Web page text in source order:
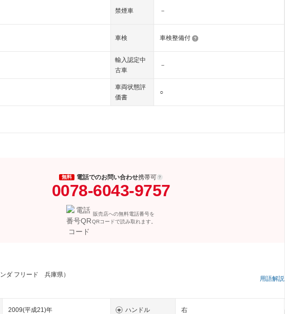
禁煙車 －
車検 車検整備付
輸入認定中
古車
－
車両状態評
価書
○
無料 電話でのお問い合わせ携帯可
0078-6043-9757
販売店への無料電話番号を
QRコードで読み取れます。
ンダ フリード 兵庫県）
用語解説
2009(平成21)年 ハンドル 右